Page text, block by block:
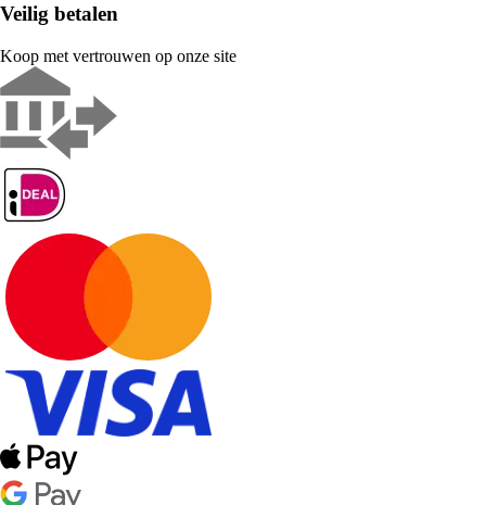
Veilig betalen
Koop met vertrouwen op onze site